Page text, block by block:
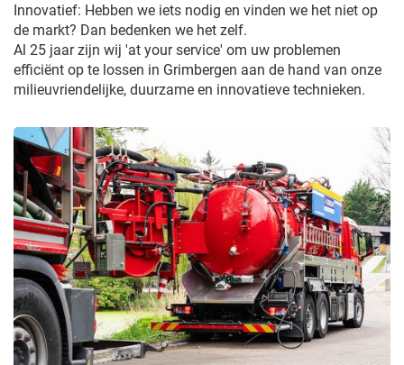
Innovatief: Hebben we iets nodig en vinden we het niet op
de markt? Dan bedenken we het zelf.
Al 25 jaar zijn wij 'at your service' om uw problemen
efficiënt op te lossen in Grimbergen aan de hand van onze
milieuvriendelijke, duurzame en innovatieve technieken.